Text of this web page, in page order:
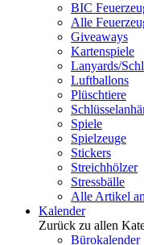
BIC
Alle
Giveaways
Kartenspiele
Lanyards/
Luftballons
Plüschtiere
Spiele
Spielzeuge
Stickers
Streichhölzer
Stressbälle
Alle Artikel
Kalender
Zurück zu allen
Bürokalender